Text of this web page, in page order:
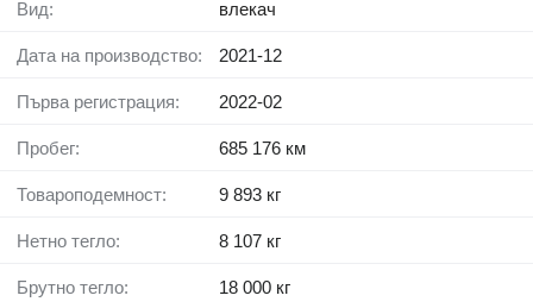
Вид: влекач
Дата на производство: 2021-12
Първа регистрация: 2022-02
Пробег: 685 176 км
Товароподемност: 9 893 кг
Нетно тегло: 8 107 кг
Брутно тегло: 18 000 кг